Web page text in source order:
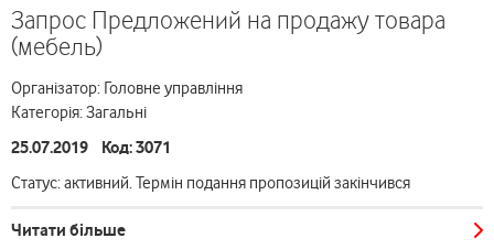
Запрос Предложений на продажу товара
(мебель)
Організатор: Головне управління
Категорія: Загальні
25.07.2019 Код: 3071
Статус: активний. Термін подання пропозицій закінчився
Читати більше